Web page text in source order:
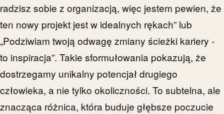
radzisz sobie z organizacją, więc jestem pewien, że
ten nowy projekt jest w idealnych rękach” lub
„Podziwiam twoją odwagę zmiany ścieżki kariery -
to inspiracja”. Takie sformułowania pokazują, że
dostrzegamy unikalny potencjał drugiego
człowieka, a nie tylko okoliczności. To subtelna, ale
znacząca różnica, która buduje głębsze poczucie